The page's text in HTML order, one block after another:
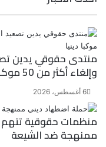
ك
منتدى حقوقي يدين
وإلغاء أكثر من 50 موكبا دينيا
6 أغسطس، 2026
منظمات حقوقية
ممنهجة ضد الشيعة